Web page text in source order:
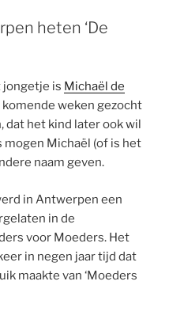
heten ‘De
jongetje is Michaël de
weken gezocht
dat het kind later ook wil
Michaël (of is het
naam geven.
in Antwerpen een
in de
voor Moeders. Het
in negen jaar tijd dat
maakte van ‘Moeders